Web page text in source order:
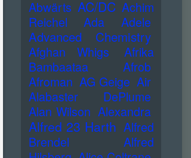
Abwärts AC/DC Achim
Reichel
Ada Adele
Advanced Chemistry
Afghan Whigs
Afrika
Bambaataa
Afrob
Afroman AG Geige Air
Alabaster DePlume
Alan Wilson Alexandra
Alfred 23 Harth Alfred
Brendel
Alfred